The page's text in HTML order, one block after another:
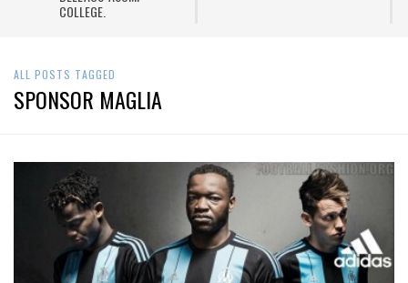
COLLEGE.
ALL POSTS TAGGED
SPONSOR MAGLIA